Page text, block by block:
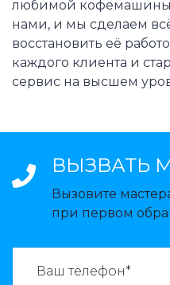
любимой кофемашины,
нами, и мы сделаем
восстановить её
каждого клиента и
сервис на высшем
ВЫЗВАТЬ
Вызовите
при первом